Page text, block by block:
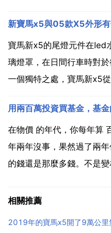
外觀。所以11款寶馬已經
炒作高了。2,12款的寶馬
新寶馬x5與05款X5外形有
寶馬新x5的尾燈元件在led
璃燈罩，在日間行車時對
一個獨特之處，寶馬新x5
較老款車型加長了車身尺
以利於全新的7人3排座椅
設...
在物價 的年代，你每年算
年兩年沒事，果然過了兩
的錢還是那麼多錢。不是
夠你平平淡淡的了！我錢雖
相關推薦
2019年的寶馬x5開了9萬公里